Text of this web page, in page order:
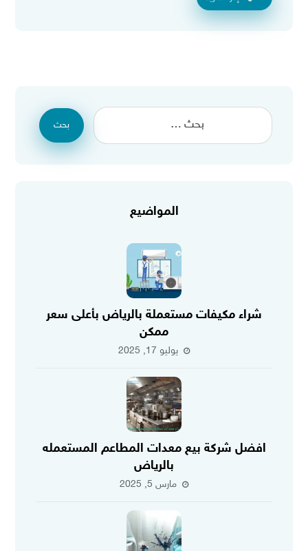
بحث
المواضيع
شراء مكيفات مستعملة بالرياض بأعلى سعر
ممكن
يوليو 17, 2025
افضل شركة بيع معدات المطاعم المستعمله
بالرياض
مارس 5, 2025